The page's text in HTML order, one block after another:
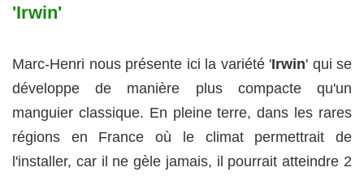
'Irwin'
Marc-Henri nous présente ici la variété 'Irwin' qui se
développe de manière plus compacte qu'un
manguier classique. En pleine terre, dans les rares
régions en France où le climat permettrait de
l'installer, car il ne gèle jamais, il pourrait atteindre 2